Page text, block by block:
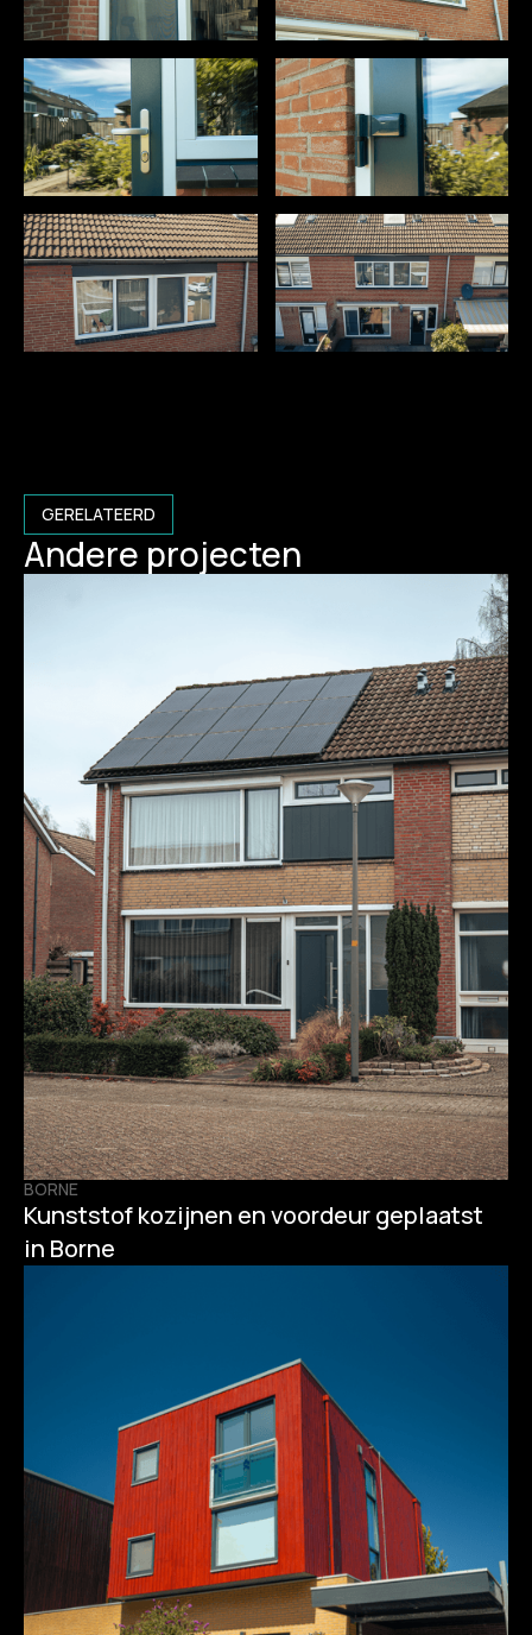
GERELATEERD
Andere projecten
BORNE
Kunststof kozijnen en voordeur geplaatst
in Borne